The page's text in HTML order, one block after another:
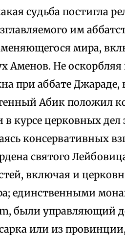
судьба постигла
им
мира,
Аменов. Не оскорбляя
при аббате Джараде,
Абик положил
курсе церковных дел
консервативных
святого
включая и
единственными
были управляющий
или из